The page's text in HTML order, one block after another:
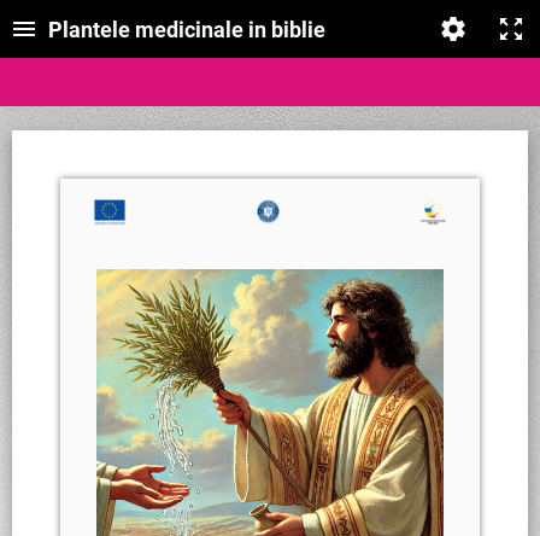
Plantele medicinale in biblie